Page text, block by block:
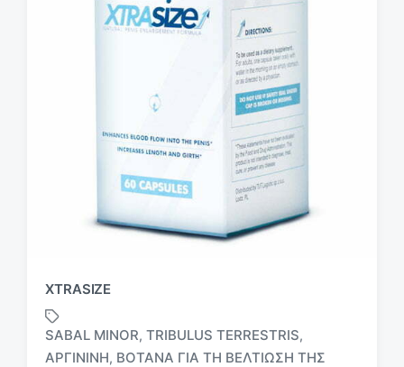
XTRASIZE
SABAL MINOR, TRIBULUS TERRESTRIS,
ΑΡΓΙΝΊΝΗ, ΒΌΤΑΝΑ ΓΙΑ ΤΗ ΒΕΛΤΊΩΣΗ ΤΗΣ